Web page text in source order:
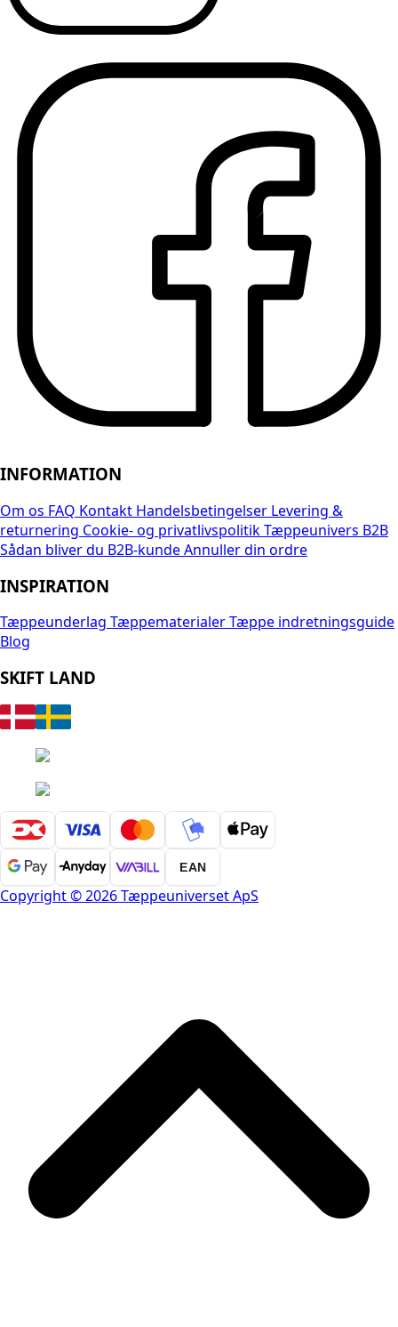
INFORMATION
Om os FAQ Kontakt Handelsbetingelser Levering &
returnering Cookie- og privatlivspolitikTæppeunivers B2B
Sådan bliver du B2B-kundeAnnuller din ordre
INSPIRATION
Tæppeunderlag TæppematerialerTæppe indretningsguide
Blog
SKIFT LAND
EAN
Copyright © 2026 Tæppeuniverset ApS